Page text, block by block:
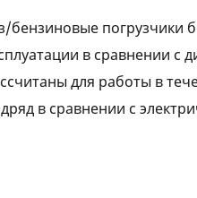
бензиновые погрузчики
в сравнении с
для работы в
в сравнении с